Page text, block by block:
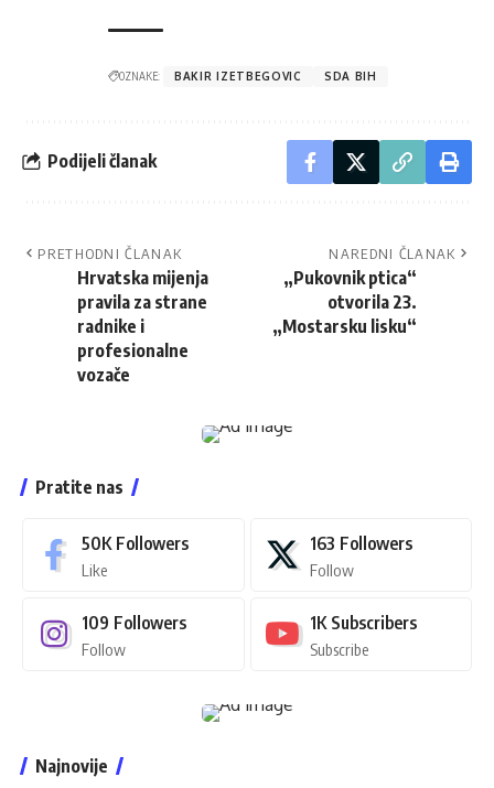
OZNAKE: BAKIR IZETBEGOVIC SDA BIH
Podijeli članak
PRETHODNI ČLANAK
Hrvatska mijenja
pravila za strane
radnike i
profesionalne
vozače
NAREDNI ČLANAK
„Pukovnik ptica“
otvorila 23.
„Mostarsku lisku“
Pratite nas
50K Followers
Like
163 Followers
Follow
109 Followers
Follow
1K Subscribers
Subscribe
Najnovije